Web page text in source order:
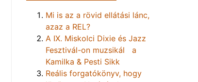
Mi is az a rövid ellátási lánc,
azaz a REL?
A IX. Miskolci Dixie és Jazz
Fesztivál-on muzsikál a
Kamilka & Pesti Sikk
Reális forgatókönyv, hogy